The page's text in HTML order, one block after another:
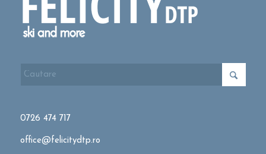
0726 474 717
office@felicitydtp.ro